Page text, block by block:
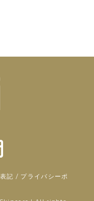
記 / プライバシーポ